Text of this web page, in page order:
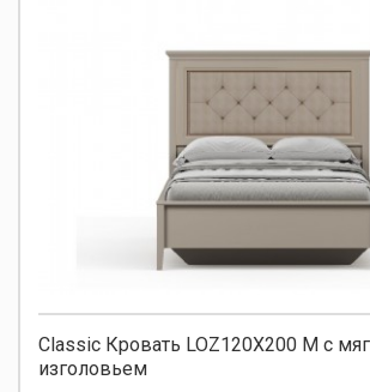
Classic Кровать LOZ120X200 М с
изголовьем